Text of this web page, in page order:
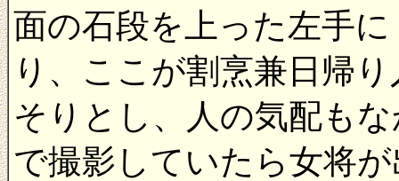
面の石段を上った左手
り、ここが割烹兼日帰
そりとし、人の気配も
で撮影していたら女将